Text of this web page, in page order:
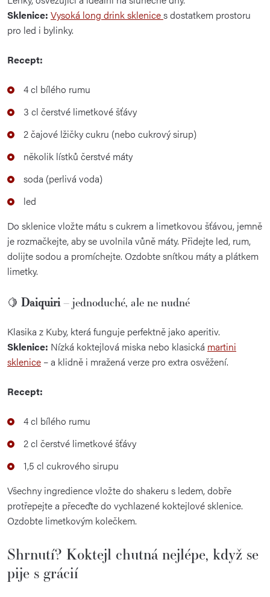
Sklenice: Vysoká long drink sklenices dostatkem prostoru
pro led i bylinky.
Recept:
4 cl bílého rumu
3 cl čerstvé limetkové šťávy
2 čajové lžičky cukru (nebo cukrový sirup)
několik lístků čerstvé máty
soda (perlivá voda)
led
Do sklenice vložte mátu s cukrem a limetkovou šťávou, jemně
je rozmačkejte, aby se uvolnila vůně máty. Přidejte led, rum,
dolijte sodou a promíchejte. Ozdobte snítkou máty a plátkem
limetky.
🍋 Daiquiri– jednoduché, ale ne nudné
Klasika z Kuby, která funguje perfektně jako aperitiv.
Sklenice: Nízká koktejlová miska nebo klasická martini
sklenice – a klidně i mražená verze pro extra osvěžení.
Recept:
4 cl bílého rumu
2 cl čerstvé limetkové šťávy
1,5 cl cukrového sirupu
Všechny ingredience vložte do shakeru s ledem, dobře
protřepejte a přeceďte do vychlazené koktejlové sklenice.
Ozdobte limetkovým kolečkem.
Shrnutí? Koktejl chutná nejlépe, když se
pije s grácií